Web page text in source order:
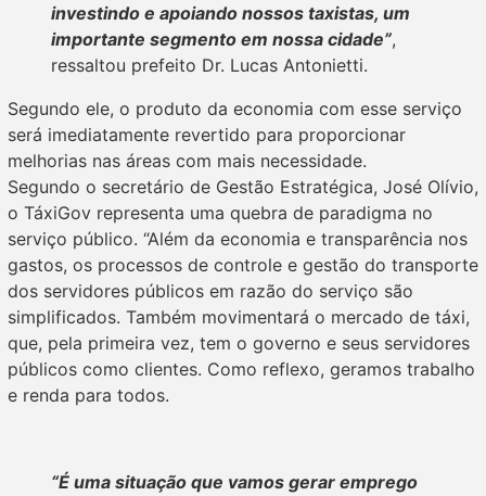
investindo e apoiando nossos taxistas, um
importante segmento em nossa cidade”,
ressaltou prefeito Dr. Lucas Antonietti.
Segundo ele, o produto da economia com esse serviço
será imediatamente revertido para proporcionar
melhorias nas áreas com mais necessidade.
Segundo o secretário de Gestão Estratégica, José Olívio,
o TáxiGov representa uma quebra de paradigma no
serviço público. “Além da economia e transparência nos
gastos, os processos de controle e gestão do transporte
dos servidores públicos em razão do serviço são
simplificados. Também movimentará o mercado de táxi,
que, pela primeira vez, tem o governo e seus servidores
públicos como clientes. Como reflexo, geramos trabalho
e renda para todos.
“É uma situação que vamos gerar emprego